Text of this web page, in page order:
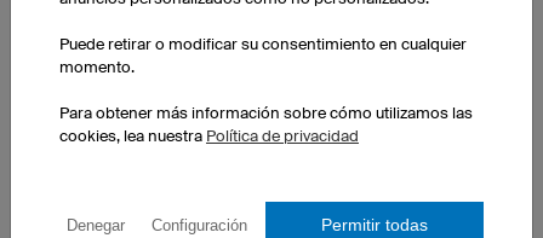
Puede retirar o modificar su consentimiento en cualquier
momento.
Para obtener más información sobre cómo utilizamos las
cookies, lea nuestra Política de privacidad
Denegar Configuración Permitir todas